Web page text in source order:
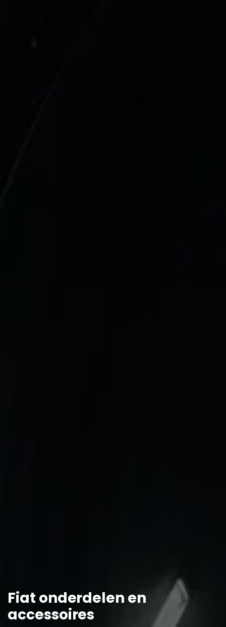
Fiat onderdelen en
accessoires